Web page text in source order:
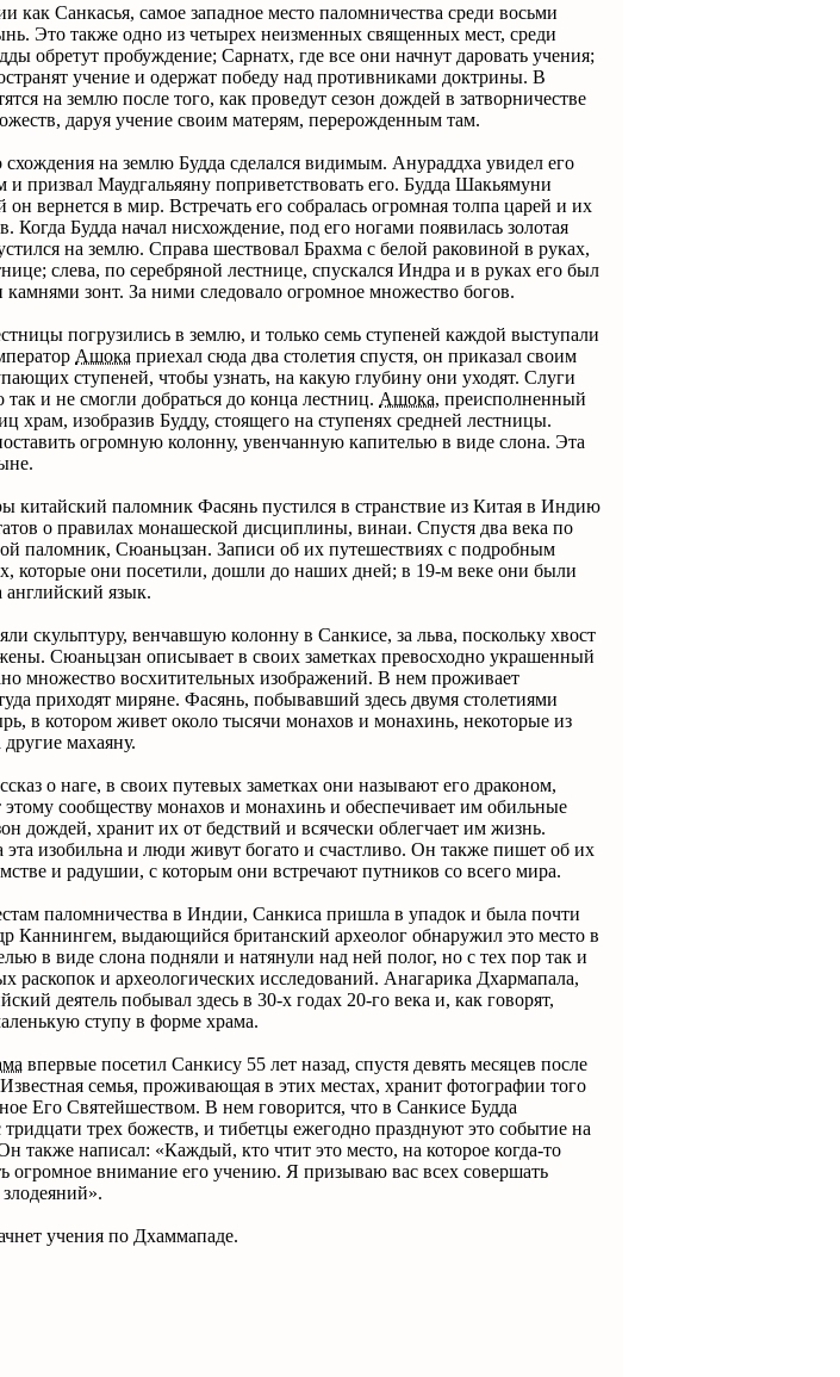
как Санкасья, самое западное место паломничества среди восьми
Это также одно из четырех неизменных священных мест, среди
обретут пробуждение; Сарнатх, где все они начнут даровать учения;
учение и одержат победу над противниками доктрины. В
на землю после того, как проведут сезон дождей в затворничестве
даруя учение своим матерям, перерожденным там.
схождения на землю Будда сделался видимым. Анураддха увидел его
призвал Маудгальяяну поприветствовать его. Будда Шакьямуни
он вернется в мир. Встречать его собралась огромная толпа царей и их
Когда Будда начал нисхождение, под его ногами появилась золотая
на землю. Справа шествовал Брахма с белой раковиной в руках,
слева, по серебряной лестнице, спускался Индра и в руках его был
зонт. За ними следовало огромное множество богов.
погрузились в землю, и только семь ступеней каждой выступали
Ашока приехал сюда два столетия спустя, он приказал своим
ступеней, чтобы узнать, на какую глубину они уходят. Слуги
и не смогли добраться до конца лестниц. Ашока, преисполненный
храм, изобразив Будду, стоящего на ступенях средней лестницы.
огромную колонну, увенчанную капителью в виде слона. Эта
китайский паломник Фасянь пустился в странствие из Китая в Индию
о правилах монашеской дисциплины, винаи. Спустя два века по
паломник, Cюаньцзан. Записи об их путешествиях с подробным
которые они посетили, дошли до наших дней; в 19-м веке они были
английский язык.
скульптуру, венчавшую колонну в Санкисе, за льва, поскольку хвост
Cюаньцзан описывает в своих заметках превосходно украшенный
множество восхитительных изображений. В нем проживает
приходят миряне. Фасянь, побывавший здесь двумя столетиями
в котором живет около тысячи монахов и монахинь, некоторые из
махаяну.
о наге, в своих путевых заметках они называют его драконом,
этому сообществу монахов и монахинь и обеспечивает им обильные
дождей, хранит их от бедствий и всячески облегчает им жизнь.
эта изобильна и люди живут богато и счастливо. Он также пишет об их
и радушии, с которым они встречают путников со всего мира.
паломничества в Индии, Санкиса пришла в упадок и была почти
Каннингем, выдающийся британский археолог обнаружил это место в
в виде слона подняли и натянули над ней полог, но с тех пор так и
раскопок и археологических исследований. Анагарика Дхармапала,
деятель побывал здесь в 30-х годах 20-го века и, как говорят,
ступу в форме храма.
впервые посетил Санкису 55 лет назад, спустя девять месяцев после
семья, проживающая в этих местах, хранит фотографии того
Его Святейшеством. В нем говорится, что в Санкисе Будда
трех божеств, и тибетцы ежегодно празднуют это событие на
также написал: «Каждый, кто чтит это место, на которое когда-то
огромное внимание его учению. Я призываю вас всех совершать
учения по Дхаммападе.